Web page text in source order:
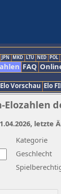
JPN MKD LTU NED POL
FAQ
Elo Vorschau Elo
Kategorie
Geschlecht